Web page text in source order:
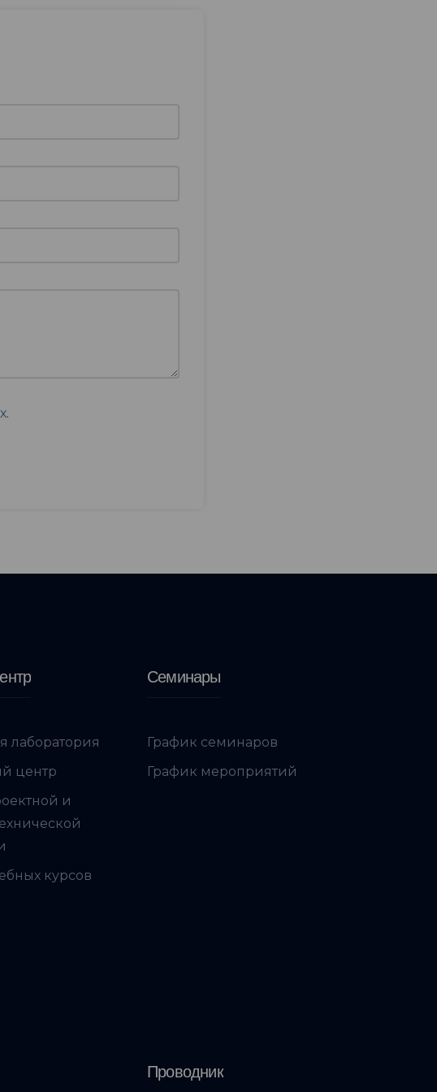
.
лаборатория
центр
и
курсов
Семинары
График семинаров
График мероприятий
Проводник